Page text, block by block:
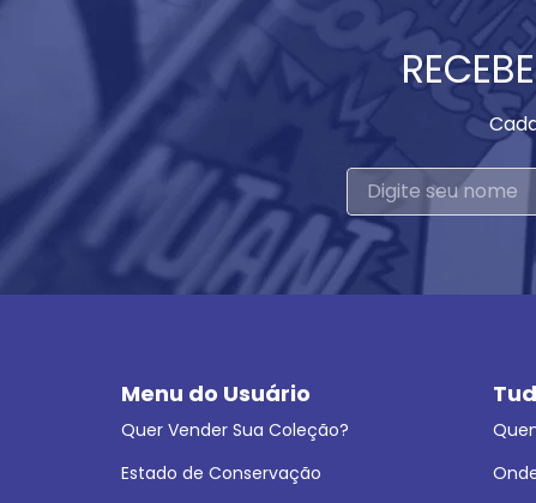
Menu do Usuário
Quer Vender Sua Coleção?
Estado de Conservação